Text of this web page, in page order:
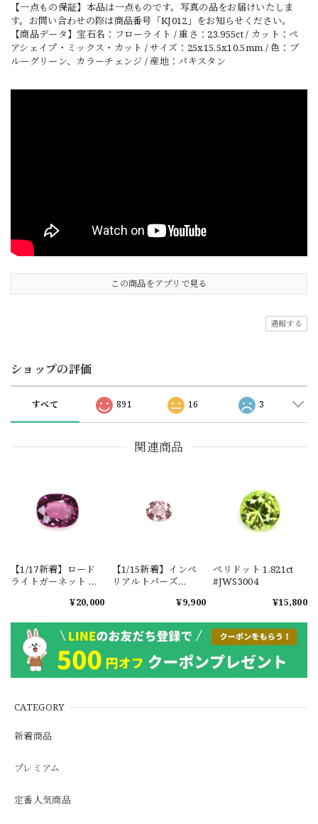
CATEGORY
新着商品
プレミアム
定番人気商品
【一点もの保証】本品は一点ものです。写真の品をお届けいたしま
す。お問い合わせの際は商品番号「KJ012」をお知らせください。
【商品データ】宝石名：フローライト / 重さ：23.955ct / カット：ペ
アシェイプ・ミックス・カット / サイズ：25x15.5x10.5mm / 色：ブ
ルーグリーン、カラーチェンジ / 産地：パキスタン
この商品をアプリで見る
通報する
ショップの評価
すべて 891 16 3
関連商品
【1/17新着】ロード
ライトガーネット タ
1.601ct【ソーティン
¥20,000
【1/15新着】インペ
リアルトパーズ
¥9,900
ペリドット 1.821ct
#JWS3004
¥15,800